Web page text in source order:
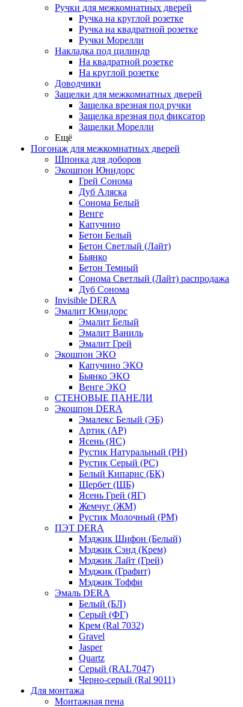
Ручки для межкомнатных дверей
Ручка на круглой розетке
Ручка на квадратной розетке
Ручки Морелли
Накладка под цилиндр
На квадратной розетке
На круглой розетке
Доводчики
Защелки для межкомнатных дверей
Защелка врезная под ручки
Защелка врезная под фиксатор
Защелки Морелли
Ещё
Погонаж для межкомнатных дверей
Шпонка для доборов
Экошпон Юнидорс
Грей Сонома
Дуб Аляска
Сонома Белый
Венге
Капучино
Бетон Белый
Бетон Светлый (Лайт)
Бьянко
Бетон Темный
Сонома Светлый (Лайт) распродажа
Дуб Сонома
Invisible DERA
Эмалит Юнидорс
Эмалит Белый
Эмалит Ваниль
Эмалит Грей
Экошпон ЭКО
Капучино ЭКО
Бьянко ЭКО
Венге ЭКО
СТЕНОВЫЕ ПАНЕЛИ
Экошпон DERA
Эмалекс Белый (ЭБ)
Артик (АР)
Ясень (ЯС)
Рустик Натуральный (РН)
Рустик Серый (РС)
Белый Кипарис (БК)
Щербет (ЩБ)
Ясень Грей (ЯГ)
Жемчуг (ЖМ)
Рустик Молочный (РМ)
ПЭТ DERA
Мэджик Шифон (Белый)
Мэджик Сэнд (Крем)
Мэджик Лайт (Грей)
Мэджик (Графит)
Мэджик Тоффи
Эмаль DERA
Белый (БЛ)
Серый (ФГ)
Крем (Ral 7032)
Gravel
Jasper
Quartz
Серый (RAL7047)
Черно-серый (Ral 9011)
Для монтажа
Монтажная пена